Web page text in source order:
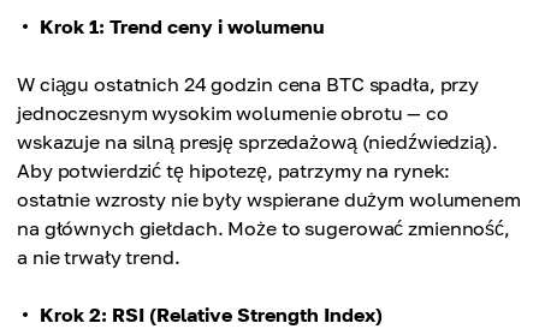
Krok 1: Trend ceny i wolumenu
W ciągu ostatnich 24 godzin cena BTC spadła, przy
jednoczesnym wysokim wolumenie obrotu — co
wskazuje na silną presję sprzedażową (niedźwiedzią).
Aby potwierdzić tę hipotezę, patrzymy na rynek:
ostatnie wzrosty nie były wspierane dużym wolumenem
na głównych giełdach. Może to sugerować zmienność,
a nie trwały trend.
Krok 2: RSI (Relative Strength Index)